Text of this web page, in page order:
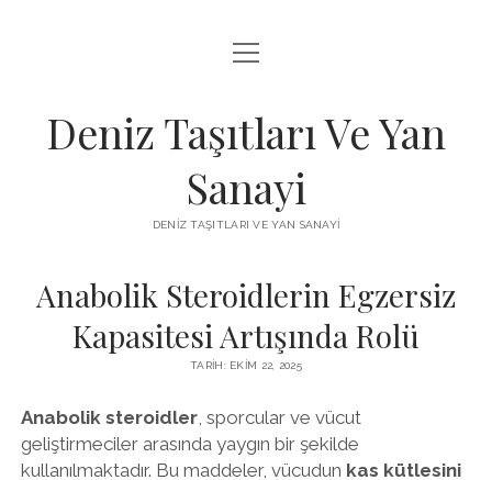
FACEBOOK TAKIPÇI KAZANMA ŞIFRESIZ
INSTAGRAM BOT SILME
LISTE
menüyü
aç
Deniz Taşıtları Ve Yan
Sanayi
DENIZ TAŞITLARI VE YAN SANAYI
Anabolik Steroidlerin Egzersiz
Kapasitesi Artışında Rolü
TARIH: EKIM 22, 2025
Anabolik steroidler, sporcular ve vücut
geliştirmeciler arasında yaygın bir şekilde
kullanılmaktadır. Bu maddeler, vücudun kas kütlesini